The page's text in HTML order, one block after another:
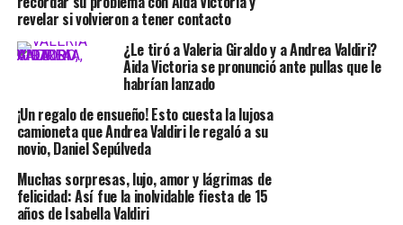
revelar si volvieron a tener contacto
¿Le tiró a Valeria Giraldo y a Andrea Valdiri?
Aida Victoria se pronunció ante pullas que le
habrían lanzado
¡Un regalo de ensueño! Esto cuesta la lujosa
camioneta que Andrea Valdiri le regaló a su
novio, Daniel Sepúlveda
Muchas sorpresas, lujo, amor y lágrimas de
felicidad: Así fue la inolvidable fiesta de 15
años de Isabella Valdiri